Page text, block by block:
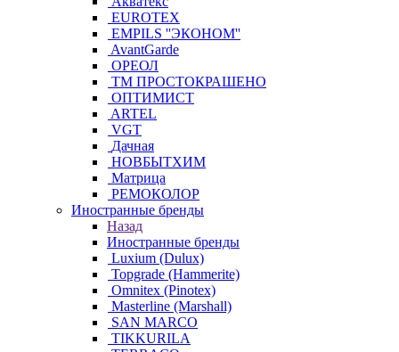
EUROTEX
EMPILS ''ЭКОНОМ''
AvantGarde
ОРЕОЛ
ТМ ПРОСТОКРАШЕНО
ОПТИМИСТ
ARTEL
VGT
Дачная
НОВБЫТХИМ
Матрица
РЕМОКОЛОР
Иностранные бренды
Назад
Иностранные бренды
Luxium (Dulux)
Topgrade (Hammerite)
Omnitex (Pinotex)
Masterline (Marshall)
SAN MARCO
TIKKURILA